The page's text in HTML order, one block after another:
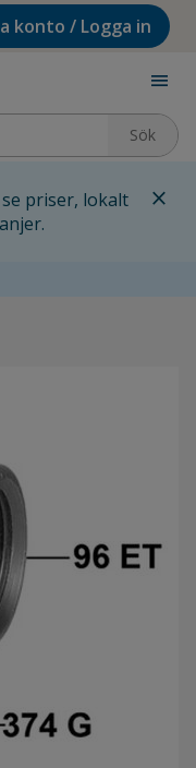
konto / Logga in
menu
Sök
priser, lokalt
close